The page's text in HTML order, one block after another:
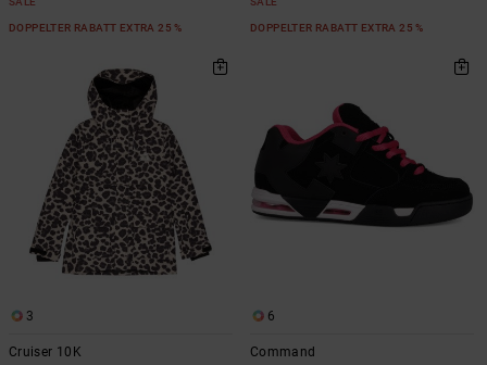
DOPPELTER RABATT EXTRA 25 % DOPPELTER RABATT EXTRA 25 %
3
Cruiser 10K
6
Command